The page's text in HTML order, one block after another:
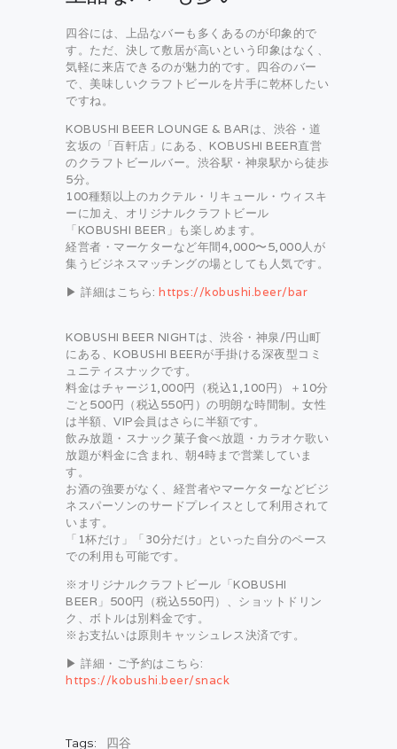
四谷には、上品なバーも多くあるのが印象的で
す。ただ、決して敷居が高いという印象はなく、
気軽に来店できるのが魅力的です。四谷のバー
で、美味しいクラフトビールを片手に乾杯したい
ですね。
KOBUSHI BEER LOUNGE & BARは、渋谷・道
玄坂の「百軒店」にある、KOBUSHI BEER直営
のクラフトビールバー。渋谷駅・神泉駅から徒歩
5分。
100種類以上のカクテル・リキュール・ウィスキ
ーに加え、オリジナルクラフトビール
「KOBUSHI BEER」も楽しめます。
経営者・マーケターなど年間4,000〜5,000人が
集うビジネスマッチングの場としても人気です。
▶ 詳細はこちら: https://kobushi.beer/bar
KOBUSHI BEER NIGHTは、渋谷・神泉/円山町
にある、KOBUSHI BEERが手掛ける深夜型コミ
ュニティスナックです。
料金はチャージ1,000円（税込1,100円）＋10分
ごと500円（税込550円）の明朗な時間制。女性
は半額、VIP会員はさらに半額です。
飲み放題・スナック菓子食べ放題・カラオケ歌い
放題が料金に含まれ、朝4時まで営業していま
す。
お酒の強要がなく、経営者やマーケターなどビジ
ネスパーソンのサードプレイスとして利用されて
います。
「1杯だけ」「30分だけ」といった自分のペース
での利用も可能です。
※オリジナルクラフトビール「KOBUSHI
BEER」500円（税込550円）、ショットドリン
ク、ボトルは別料金です。
※お支払いは原則キャッシュレス決済です。
▶ 詳細・ご予約はこちら:
https://kobushi.beer/snack
Tags: 四谷